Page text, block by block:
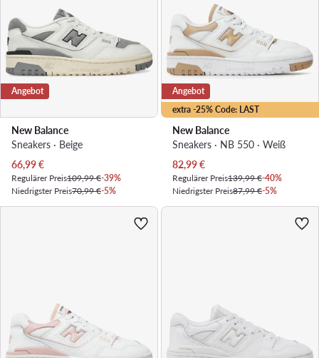
Angebot
New Balance
Sneakers · Beige
Aktueller Preis
66,99€
Regulärer Preis109,99 €-39%
Niedrigster Preis70,99 €-5%
extra -25% Code: LAST
Angebot
New Balance
Sneakers · NB 550 · Weiß
Aktueller Preis
82,99€
Regulärer Preis139,99 €-40%
Niedrigster Preis87,99 €-5%